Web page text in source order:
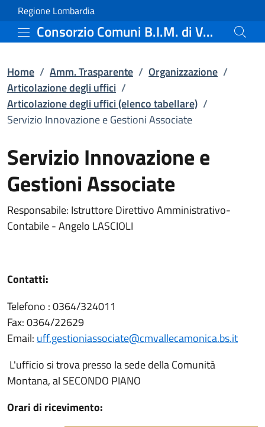
Vai al contenuto principale
Servizio Innovazione e
Regione Lombardia
Consorzio Comuni B.I.M. di Valle Camonica
Home / Amm. Trasparente / Organizzazione /
Articolazione degli uffici /
Articolazione degli uffici (elenco tabellare) /
Servizio Innovazione e Gestioni Associate
Servizio Innovazione e
Gestioni Associate
Responsabile: Istruttore Direttivo Amministrativo-
Contabile - Angelo LASCIOLI
Contatti:
Telefono : 0364/324011
Fax: 0364/22629
Email: uff.gestioniassociate@cmvallecamonica.bs.it
L'ufficio si trova presso la sede della Comunità
Montana, al SECONDO PIANO
Orari di ricevimento: